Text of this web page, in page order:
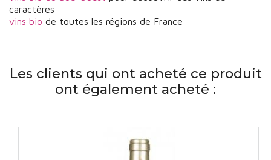
caractères
vins bio de toutes les régions de France
Les clients qui ont acheté ce produit
ont également acheté :